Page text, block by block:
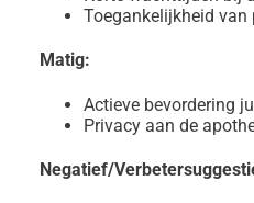
Toegankelijkheid
Matig:
Actieve bevordering
Privacy aan de
Negatief/